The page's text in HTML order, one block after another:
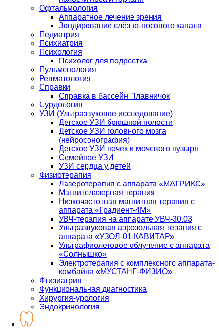
Офтальмология
Аппаратное лечение зрения
Зондирование слёзно-носового канала
Педиатрия
Психиатрия
Психология
Психолог для подростка
Пульмонология
Ревматология
Справки
Справка в бассейн Плавничок
Сурдология
УЗИ (Ультразвуковое исследование)
Детское УЗИ брюшной полости
Детское УЗИ головного мозга
(нейросонография)
Детское УЗИ почек и мочевого пузыря
Семейное УЗИ
УЗИ сердца у детей
Физиотерапия
Лазеротерапия с аппарата «МАТРИКС»
Магнитолазерная терапия
Низкочастотная магнитная терапия с
аппарата «Градиент-4М»
УВЧ-терапия на аппарате УВЧ-30.03
Ультразвуковая аэрозольная терапия с
аппарата «УЗОЛ-01-КАВИТАР»
Ультрафиолетовое облучение с аппарата
«Солнышко»
Электротерапия с комплексного аппарата-
комбайна «МУСТАНГ-ФИЗИО»
Фтизиатрия
Функциональная диагностика
Хирургия-урология
Эндокринология